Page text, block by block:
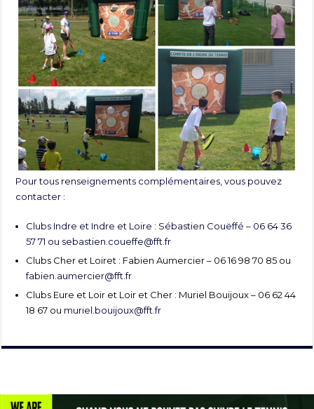
Pour tous renseignements complémentaires, vous pouvez
contacter :
Clubs Indre et Indre et Loire : Sébastien Couëffé – 06 64 36
57 71 ou sebastien.coueffe@fft.fr
Clubs Cher et Loiret : Fabien Aumercier – 06 16 98 70 85 ou
fabien.aumercier@fft.fr
Clubs Eure et Loir et Loir et Cher : Muriel Bouijoux – 06 62 44
18 67 ou muriel.bouijoux@fft.fr